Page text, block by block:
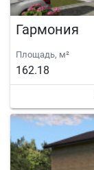
Гармония
Площадь, м²
162.18